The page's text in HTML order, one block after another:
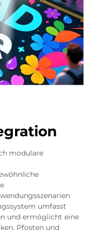
modulare
umfasst
und ermöglicht eine
Pfosten und